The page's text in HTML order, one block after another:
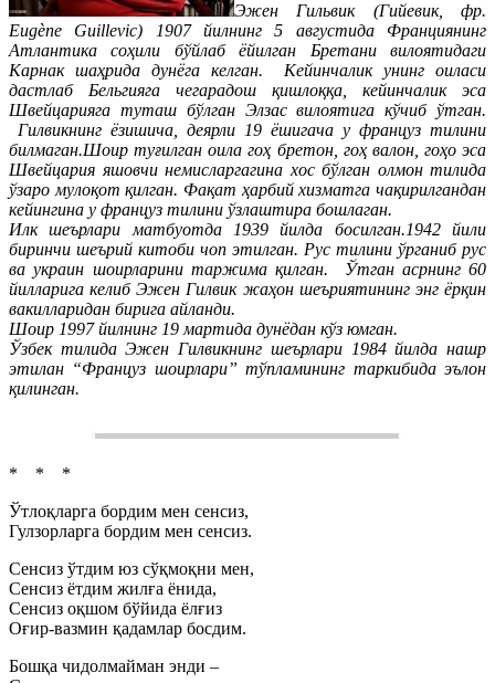
Эжен Гильвик (Гийевик, фр.
Eugène Guillevic) 1907 йилнинг 5 августида Франциянинг
Атлантика соҳили бўйлаб ёйилган Бретани вилоятидаги
Карнак шаҳрида дунёга келган. Кейинчалик унинг оиласи
дастлаб Бельгияга чегарадош қишлоққа, кейинчалик эса
Швейцарияга туташ бўлган Элзас вилоятига кўчиб ўтган.
Гилвикнинг ёзишича, деярли 19 ёшигача у француз тилини
билмаган.Шоир туғилган оила гоҳ бретон, гоҳ валон, гоҳо эса
Швейцария яшовчи немисларгагина хос бўлган олмон тилида
ўзаро мулоқот қилган. Фақат ҳарбий хизматга чақирилгандан
кейингина у француз тилини ўзлаштира бошлаган.
Илк шеърлари матбуотда 1939 йилда босилган.1942 йили
биринчи шеърий китоби чоп этилган. Рус тилини ўрганиб рус
ва украин шоирларини таржима қилган. Ўтган асрнинг 60
йилларига келиб Эжен Гилвик жаҳон шеъриятининг энг ёрқин
вакилларидан бирига айланди.
Шоир 1997 йилнинг 19 мартида дунёдан кўз юмган.
Ўзбек тилида Эжен Гилвикнинг шеърлари 1984 йилда нашр
этилан “Француз шоирлари” тўпламининг таркибида эълон
қилинган.
* * *
Ўтлоқларга бордим мен сенсиз,
Гулзорларга бордим мен сенсиз.
Сенсиз ўтдим юз сўқмоқни мен,
Сенсиз ётдим жилға ёнида,
Сенсиз оқшом бўйида ёлғиз
Оғир-вазмин қадамлар босдим.
Бошқа чидолмайман энди –